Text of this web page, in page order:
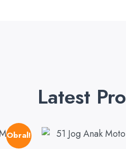
Latest
Obral!